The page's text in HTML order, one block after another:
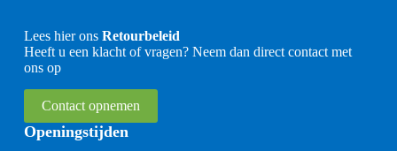
Lees hier ons Retourbeleid
Heeft u een klacht of vragen? Neem dan direct contact met
ons op
Contact opnemen
Openingstijden